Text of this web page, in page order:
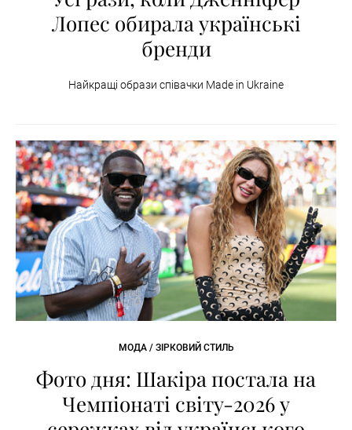
Лопес обирала українські
бренди
Найкращі образи співачки Made in Ukraine
МОДА / ЗІРКОВИЙ СТИЛЬ
Фото дня: Шакіра постала на
Чемпіонаті світу-2026 у